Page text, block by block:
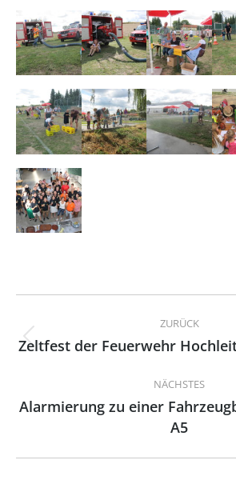
Kommentarnavigation
ZURÜCK
Zeltfest der Feuerwehr
NÄCHSTES
Nächster
Beitrag:
Alarmierung zu einer
A5